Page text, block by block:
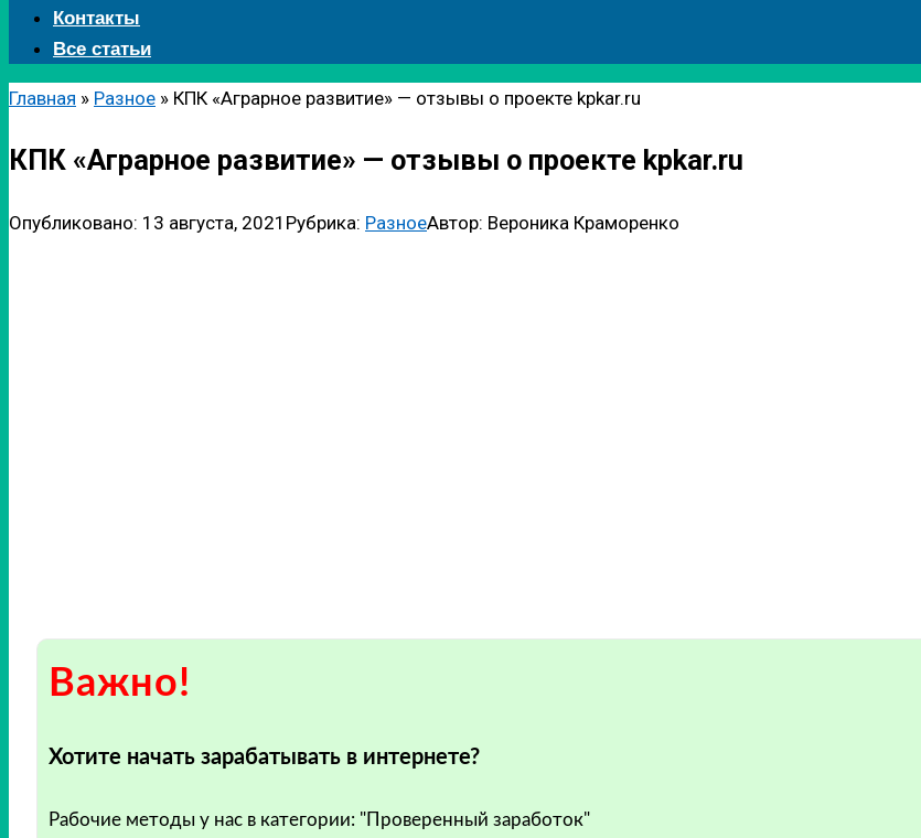
Контакты
Все статьи
Главная » Разное » КПК «Аграрное развитие» — отзывы о проекте kpkar.ru
КПК «Аграрное развитие» — отзывы о проекте kpkar.ru
Опубликовано: 13 августа, 2021 Рубрика: РазноеАвтор: Вероника Краморенко
Важно!
Хотите начать зарабатывать в интернете?
Рабочие методы у нас в категории: "Проверенный заработок"